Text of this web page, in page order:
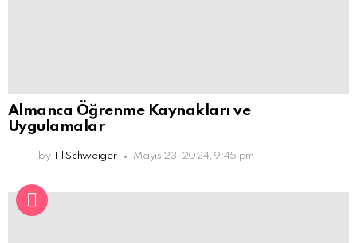
Almanca Öğrenme Kaynakları ve
Uygulamalar
by Til Schweiger Mayıs 23, 2024, 9:45 pm